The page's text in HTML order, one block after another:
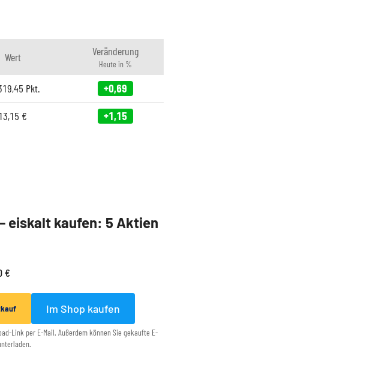
Wert Veränderung
Heute in %
Pkt. +0,69
€ +1,15
eiskalt kaufen: 5 Aktien
€
Im Shop kaufen
Link per E-Mail. Außerdem können Sie gekaufte E-